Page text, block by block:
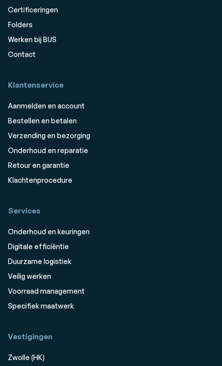
Certificeringen
Folders
Werken bij BUS
Contact
Klantenservice
Aanmelden en account
Bestellen en betalen
Verzending en bezorging
Onderhoud en reparatie
Retour en garantie
Klachtenprocedure
Services
Onderhoud en keuringen
Digitale efficiëntie
Duurzame logistiek
Veilig werken
Voorraad management
Specifiek maatwerk
Vestigingen
Zwolle (HK)